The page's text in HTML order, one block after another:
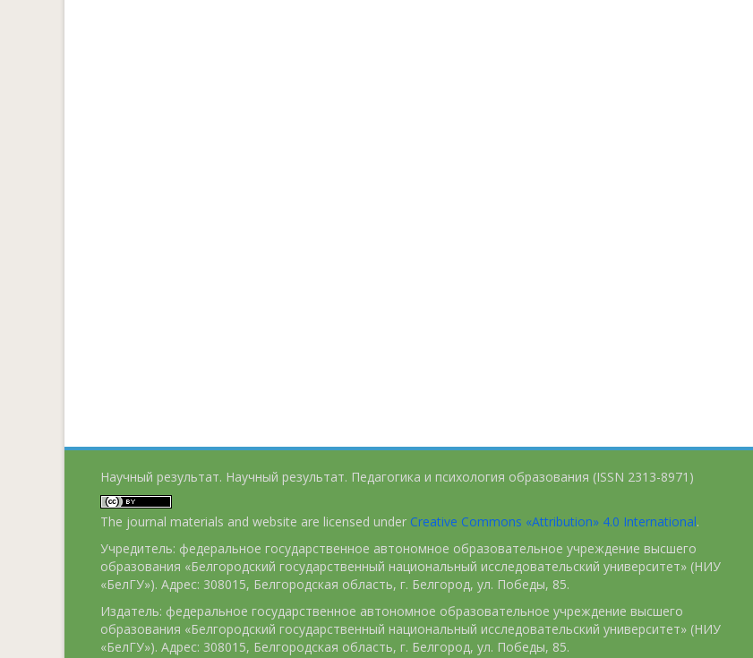
Научный результат. Научный результат. Педагогика и психология образования (ISSN 2313-8971)
The journal materials and website are licensed under Creative Commons «Attribution» 4.0 International.
Учредитель: федеральное государственное автономное образовательное учреждение высшего
образования «Белгородский государственный национальный исследовательский университет» (НИУ
«БелГУ»). Адрес: 308015, Белгородская область, г. Белгород, ул. Победы, 85.
Издатель: федеральное государственное автономное образовательное учреждение высшего
образования «Белгородский государственный национальный исследовательский университет» (НИУ
«БелГУ»). Адрес: 308015, Белгородская область, г. Белгород, ул. Победы, 85.